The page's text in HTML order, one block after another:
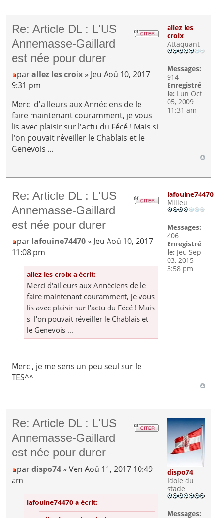
Re: Article DL : L'US
Annemasse-Gaillard
est née pour durer
parallez les croix » Jeu Aoû 10, 2017
9:31 pm
Merci d'ailleurs aux Annéciens de le
faire maintenant couramment, je vous
lis avec plaisir sur l'actu du Fécé ! Mais si
l'on pouvait réveiller le Chablais et le
Genevois ...
allez les
croix
Attaquant
Messages:
914
Enregistré
le: Lun Oct
05, 2009
11:31 am
Re: Article DL : L'US
Annemasse-Gaillard
est née pour durer
par lafouine74470» Jeu Aoû 10, 2017
11:08 pm
allez les croix a écrit:
Merci d'ailleurs aux Annéciens de le
faire maintenant couramment, je vous
lis avec plaisir sur l'actu du Fécé ! Mais
si l'on pouvait réveiller le Chablais et
le Genevois ...
Merci, je me sens un peu seul sur le
TES^^
lafouine74470
Milieu
Messages:
406
Enregistré
le: Jeu Sep
03, 2015
3:58 pm
Re: Article DL : L'US
Annemasse-Gaillard
est née pour durer
pardispo74 » Ven Aoû 11, 2017 10:49
am
lafouine74470 a écrit:
dispo74
Idole du
stade
Messages: